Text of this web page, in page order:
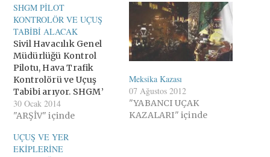
SHGM PİLOT
KONTROLÖR VE UÇUŞ
TABİBİ ALACAK
Sivil Havacılık Genel
Müdürlüğü Kontrol
Pilotu, Hava Trafik
Kontrolörü ve Uçuş
Tabibi arıyor. SHGM’
den yapılan
duyuruda, 5431 sayılı
Müdürlüğü Teşkilat ve
Görevleri Hakkında
30 Ocak 2014
"ARŞİV" içinde
Meksika Kazası
07 Ağustos 2012
"YABANCI UÇAK
KAZALARI" içinde
UÇUŞ VE YER
EKİPLERİNE